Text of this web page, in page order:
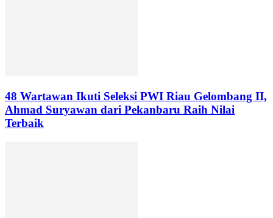
48 Wartawan Ikuti Seleksi PWI Riau Gelombang II,
Ahmad Suryawan dari Pekanbaru Raih Nilai
Terbaik